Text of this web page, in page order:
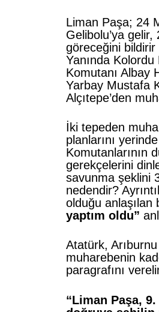
Liman Paşa; 24
Gelibolu’ya gelir,
göreceğini
Yanında
Komutanı Albay
Yarbay Mustafa
Alçıtepe’den
İki tepeden
planlarını
Komutanlarının
gerekçelerini
savunma şeklini
nedendir?
olduğu
yaptım oldu”
Atatürk,
muharebenin
paragrafını
“Liman Paşa,